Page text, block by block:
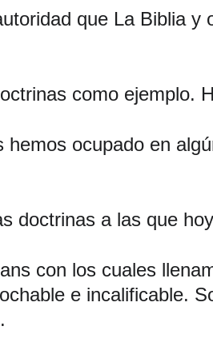
que La Biblia y
como ejemplo.
ocupado en
doctrinas a las que
con los cuales
e incalificable.